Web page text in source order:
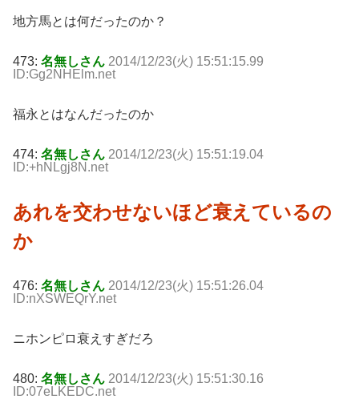
地方馬とは何だったのか？
473: 名無しさん 2014/12/23(火) 15:51:15.99
ID:Gg2NHElm.net
福永とはなんだったのか
474: 名無しさん 2014/12/23(火) 15:51:19.04
ID:+hNLgj8N.net
あれを交わせないほど衰えているの
か
476: 名無しさん 2014/12/23(火) 15:51:26.04
ID:nXSWEQrY.net
ニホンピロ衰えすぎだろ
480: 名無しさん 2014/12/23(火) 15:51:30.16
ID:07eLKEDC.net